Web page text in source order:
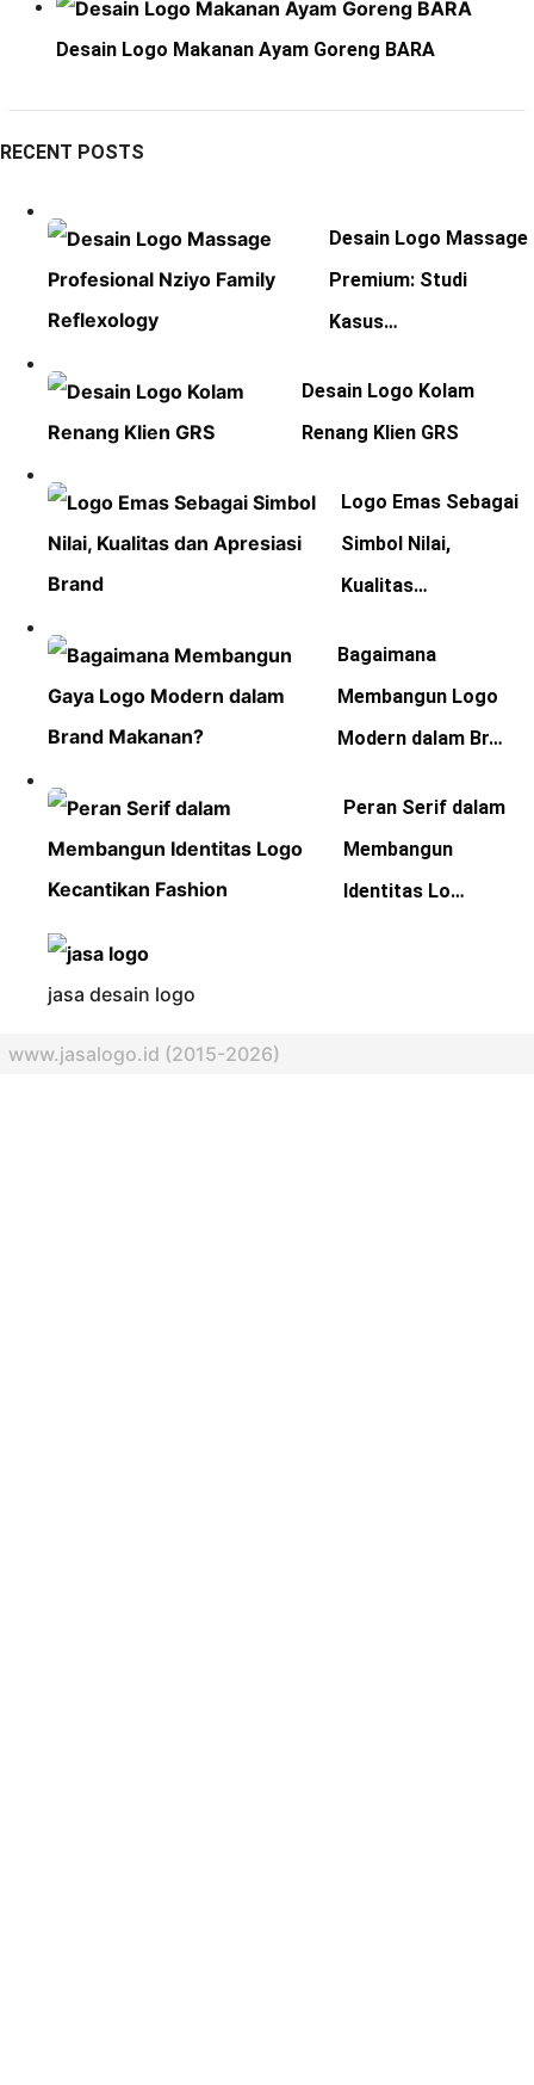
Desain Logo Makanan Ayam Goreng BARA
RECENT POSTS
Desain Logo Massage
Premium: Studi
Kasus…
Desain Logo Kolam
Renang Klien GRS
Logo Emas Sebagai
Simbol Nilai,
Kualitas…
Bagaimana
Membangun Logo
Modern dalam Br…
Peran Serif dalam
Membangun
Identitas Lo…
jasa desain logo
www.jasalogo.id (2015-2026)